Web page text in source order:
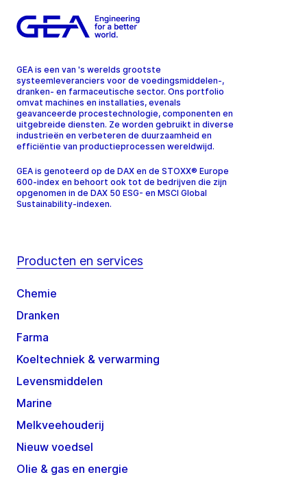
GEA is een van 's werelds grootste
systeemleveranciers voor de voedingsmiddelen-,
dranken- en farmaceutische sector. Ons portfolio
omvat machines en installaties, evenals
geavanceerde procestechnologie, componenten en
uitgebreide diensten. Ze worden gebruikt in diverse
industrieën en verbeteren de duurzaamheid en
efficiëntie van productieprocessen wereldwijd.
GEA is genoteerd op de DAX en de STOXX® Europe
600-index en behoort ook tot de bedrijven die zijn
opgenomen in de DAX 50 ESG- en MSCI Global
Sustainability-indexen.
Producten en services
Chemie
Dranken
Farma
Koeltechniek & verwarming
Levensmiddelen
Marine
Melkveehouderij
Nieuw voedsel
Olie & gas en energie